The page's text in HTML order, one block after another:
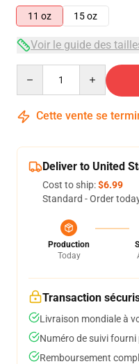
11 oz
15 oz
Voir le guide des
Cette vente se
Deliver to United
Cost to ship:$6.99
Standard - Order
Production
Today
Transaction
Livraison mondiale à
Numéro de suivi
Remboursement